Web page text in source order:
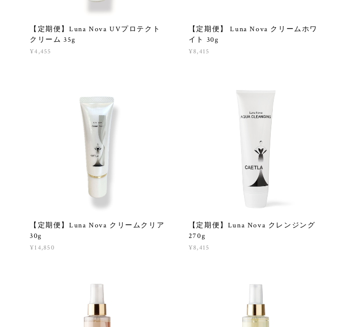
【定期便】Luna Nova UVプロテクト
クリーム 35g
¥4,455
【定期便】 Luna Nova クリームホワ
イト 30g
¥8,415
【定期便】Luna Nova クリームクリア
30g
¥14,850
【定期便】Luna Nova クレンジング
270g
¥8,415